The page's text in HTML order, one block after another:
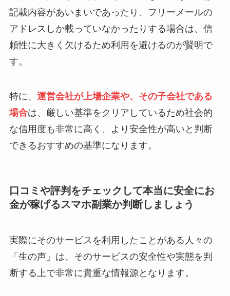
記載内容があいまいであったり、フリーメールの
アドレスしか載っていなかったりする場合は、信
頼性に大きく欠けるため利用を避けるのが賢明で
す。
特に、 運営会社が上場企業や、その子会社である
場合は、厳しい基準をクリアしているため社会的
な信用度も非常に高く、より安全性が高いと判断
できるおすすめの基準になります。
口コミや評判をチェックして本当に安全にお
金が稼げるスマホ副業か判断しましょう
実際にそのサービスを利用したことがある人々の
「生の声」は、そのサービスの安全性や実態を判
断する上で非常に貴重な情報源となります。